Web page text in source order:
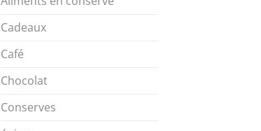
Cadeaux
Café
Chocolat
Conserves